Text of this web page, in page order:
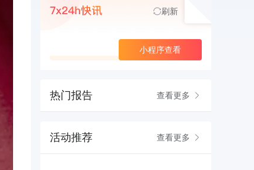
刷新
小程序查看
热门报告 查看更多
活动推荐 查看更多